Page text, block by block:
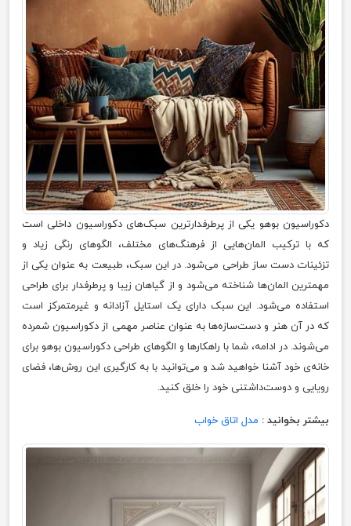
دکوراسیون بوهو یکی از پرطرفدارترین سبک‌های دکوراسیون داخلی است
که با ترکیب المان‌هایی از فرهنگ‌های مختلف، الگوهای رنگی زیاد و
تزئینات دست ساز طراحی می‌شود. در این سبک، طبیعت به عنوان یکی از
مهمترین المان‌ها شناخته می‌شود و از گیاهان زیبا و پرطرفدار برای طراحی
استفاده می‌شود. این سبک دارای یک استایل آزادانه و غیرمتمرکز است
که در آن هنر و دست‌سازه‌ها به عنوان عناصر مهمی از دکوراسیون شمرده
می‌شوند. در ادامه، شما با راهکارها و الگوهای طراحی دکوراسیون بوهو برای
خانه‌ی خود آشنا خواهید شد و می‌توانید با به کارگیری این روش‌ها، فضای
رویایی و دوست‌داشتنی خود را خلق کنید.
بیشتر بخوانید : مدل اتاق خواب